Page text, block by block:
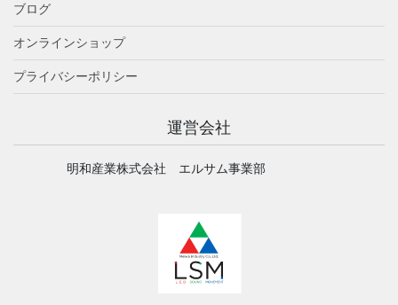
ブログ
オンラインショップ
プライバシーポリシー
運営会社
明和産業株式会社 エルサム事業部